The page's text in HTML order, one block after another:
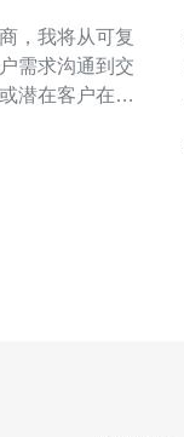
，我将从可复
需求沟通到交
潜在客户在代